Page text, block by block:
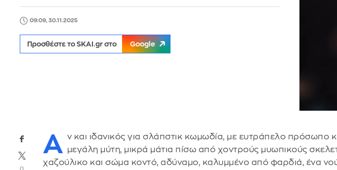
09:09, 30.11.2025
Προσθέστε το SKAI.gr στο Google
0
Α ν και ιδανικός για σλάπστικ κωμωδία, με ευτράπελο πρόσωπο
μεγάλη μύτη, μικρά μάτια πίσω από χοντρούς μυωπικούς
χαζούλικο και σώμα κοντό, αδύναμο, καλυμμένο από φαρδιά, ένα